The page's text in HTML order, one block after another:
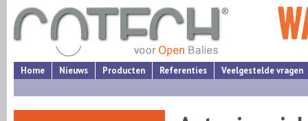
Home Nieuws Producten Referenties Veelgestelde vragen